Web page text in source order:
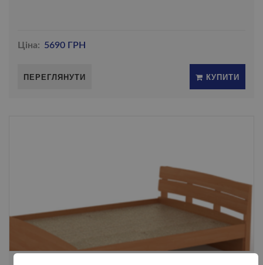
Ціна: 5690 ГРН
ПЕРЕГЛЯНУТИ КУПИТИ